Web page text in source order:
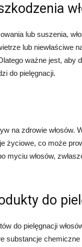
lub suszenia,
lub niewłaściwe
ważne jest,
do pielęgnacji.
na zdrowie
życiowe, co może
myciu włosów,
do
do pielęgnacji
substancje